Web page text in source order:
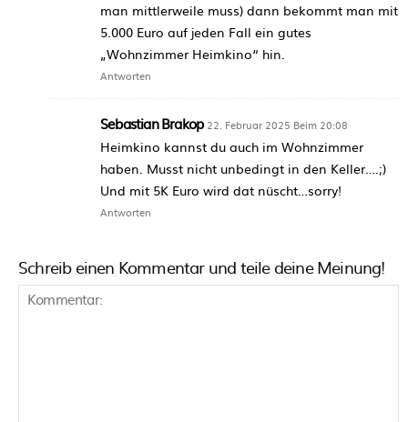
man mittlerweile muss) dann bekommt man mit
5.000 Euro auf jeden Fall ein gutes
„Wohnzimmer Heimkino“ hin.
Antworten
Sebastian Brakop 22. Februar 2025 Beim 20:08
Heimkino kannst du auch im Wohnzimmer
haben. Musst nicht unbedingt in den Keller….;)
Und mit 5K Euro wird dat nüscht…sorry!
Antworten
Schreib einen Kommentar und teile deine Meinung!